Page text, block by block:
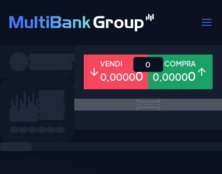
Tutti Forex Metalli Azioni
VENDI
0,00000
COMPRA
0,00000
0